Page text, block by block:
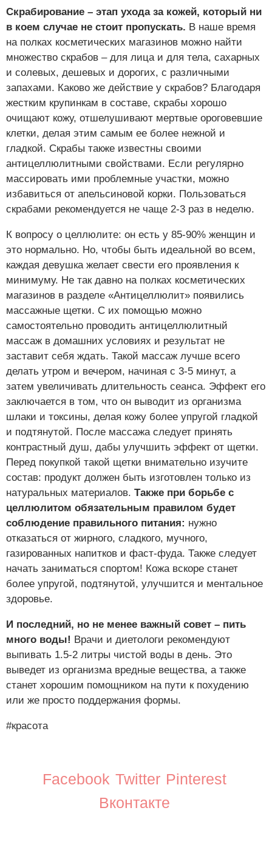
Скрабирование – этап ухода за кожей, который ни
в коем случае не стоит пропускать. В наше время
на полках косметических магазинов можно найти
множество скрабов – для лица и для тела, сахарных
и солевых, дешевых и дорогих, с различными
запахами. Каково же действие у скрабов? Благодаря
жестким крупинкам в составе, скрабы хорошо
очищают кожу, отшелушивают мертвые ороговевшие
клетки, делая этим самым ее более нежной и
гладкой. Скрабы также известны своими
антицеллюлитными свойствами. Если регулярно
массировать ими проблемные участки, можно
избавиться от апельсиновой корки. Пользоваться
скрабами рекомендуется не чаще 2-3 раз в неделю.
К вопросу о целлюлите: он есть у 85-90% женщин и
это нормально. Но, чтобы быть идеальной во всем,
каждая девушка желает свести его проявления к
минимуму. Не так давно на полках косметических
магазинов в разделе «Антицеллюлит» появились
массажные щетки. С их помощью можно
самостоятельно проводить антицеллюлитный
массаж в домашних условиях и результат не
заставит себя ждать. Такой массаж лучше всего
делать утром и вечером, начиная с 3-5 минут, а
затем увеличивать длительность сеанса. Эффект его
заключается в том, что он выводит из организма
шлаки и токсины, делая кожу более упругой гладкой
и подтянутой. После массажа следует принять
контрастный душ, дабы улучшить эффект от щетки.
Перед покупкой такой щетки внимательно изучите
состав: продукт должен быть изготовлен только из
натуральных материалов. Также при борьбе с
целлюлитом обязательным правилом будет
соблюдение правильного питания: нужно
отказаться от жирного, сладкого, мучного,
газированных напитков и фаст-фуда. Также следует
начать заниматься спортом! Кожа вскоре станет
более упругой, подтянутой, улучшится и ментальное
здоровье.
И последний, но не менее важный совет – пить
много воды! Врачи и диетологи рекомендуют
выпивать 1.5-2 литры чистой воды в день. Это
выведет из организма вредные вещества, а также
станет хорошим помощником на пути к похудению
или же просто поддержания формы.
#красота
Facebook Twitter Pinterest
Вконтакте